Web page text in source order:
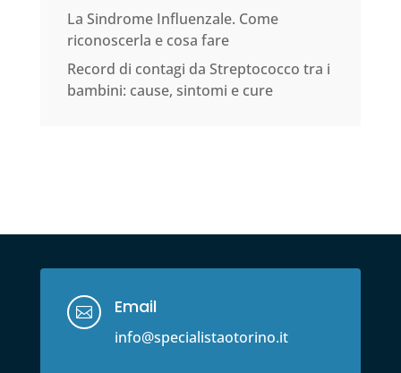
La Sindrome Influenzale. Come
riconoscerla e cosa fare
Record di contagi da Streptococco tra i
bambini: cause, sintomi e cure
 Email
info@specialistaotorino.it